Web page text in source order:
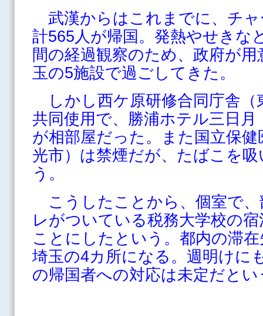
武漢からはこれまでに、チャ
計565人が帰国。発熱やせきな
間の経過観察のため、政府が
玉の5施設で過ごしてきた。
しかし西ケ原研修合同庁舎（
共同使用で、勝浦ホテル三日
が相部屋だった。また国立保
光市）は禁煙だが、たばこを
う。
こうしたことから、個室で
レがついている税務大学校の
ことにしたという。都内の滞
埼玉の4カ所になる。週明けに
の帰国者への対応は未定だとい